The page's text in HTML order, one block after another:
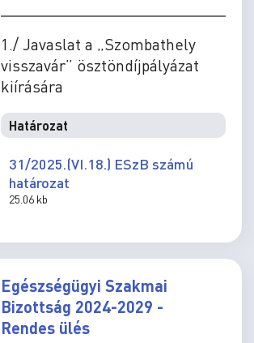
1./ Javaslat a „Szombathely
visszavár” ösztöndíjpályázat
kiírására
Határozat
31/2025.(VI.18.) ESzB számú
határozat
25.06 kb
Egészségügyi Szakmai
Bizottság 2024-2029 -
Rendes ülés